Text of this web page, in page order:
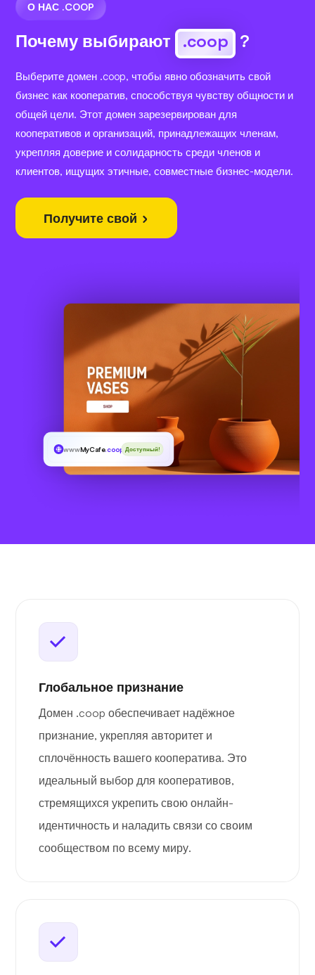
О НАС .COOP
Почему выбирают .coop ?
Выберите домен .coop, чтобы явно обозначить свой
бизнес как кооператив, способствуя чувству общности и
общей цели. Этот домен зарезервирован для
кооперативов и организаций, принадлежащих членам,
укрепляя доверие и солидарность среди членов и
клиентов, ищущих этичные, совместные бизнес-модели.
Получите свой
wwwMyCafe.coop Доступный!
Глобальное признание
Домен .coop обеспечивает надёжное
признание, укрепляя авторитет и
сплочённость вашего кооператива. Это
идеальный выбор для кооперативов,
стремящихся укрепить свою онлайн-
идентичность и наладить связи со своим
сообществом по всему миру.